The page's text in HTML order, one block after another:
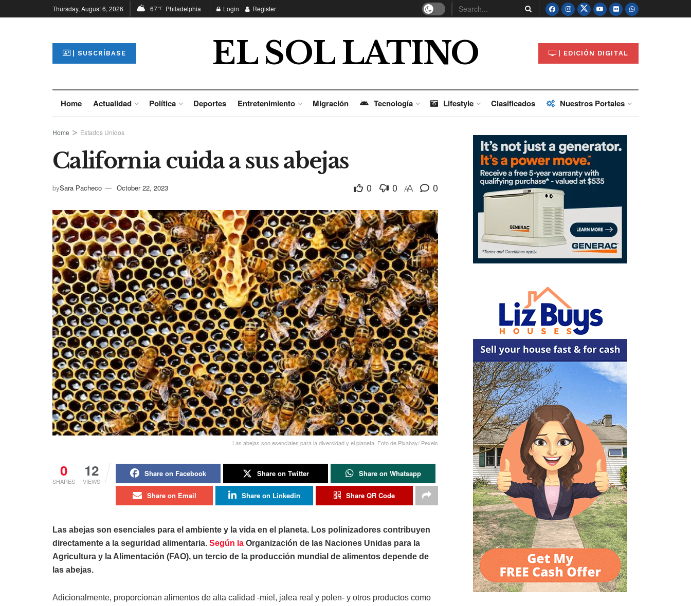
Thursday, August 6, 2026 67°F Philadelphia Login Register
| SUSCRÍBASE EL SOL LATINO | EDICIÓN DIGITAL
Home Actualidad Política Deportes Entretenimiento Migración Tecnología Lifestyle Clasificados Nuestros Portales
Home Estados Unidos
California cuida a sus abejas
bySara Pacheco October 22, 2023 0 0 AA 0
Las abejas son esenciales para la diversidad y el planeta. Foto de Pixabay/ Pexels
0
SHARES
12
VIEWS
Share on Facebook Share on Twitter Share on Whatsapp
Share on Email Share on Linkedin Share QR Code
Las abejas son esenciales para el ambiente y la vida en el planeta. Los polinizadores contribuyen
directamente a la seguridad alimentaria. Según la Organización de las Naciones Unidas para la
Agricultura y la Alimentación (FAO), un tercio de la producción mundial de alimentos depende de
las abejas.
Adicionalmente, proporcionan alimentos de alta calidad -miel, jalea real y polen- y otros productos como